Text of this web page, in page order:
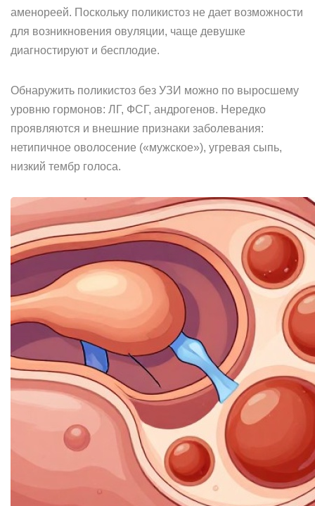
аменореей. Поскольку поликистоз не дает возможности
для возникновения овуляции, чаще девушке
диагностируют и бесплодие.
Обнаружить поликистоз без УЗИ можно по выросшему
уровню гормонов: ЛГ, ФСГ, андрогенов. Нередко
проявляются и внешние признаки заболевания:
нетипичное оволосение («мужское»), угревая сыпь,
низкий тембр голоса.